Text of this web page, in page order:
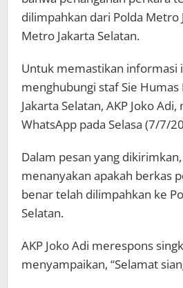
dilimpahkan dari Polda Metro
Metro Jakarta Selatan.
Untuk memastikan informasi
menghubungi staf Sie
Jakarta Selatan, AKP Joko
WhatsApp pada Selasa (7/7/
Dalam pesan yang
menanyakan apakah berkas
benar telah dilimpahkan ke
Selatan.
AKP Joko Adi merespons
menyampaikan, “Selamat